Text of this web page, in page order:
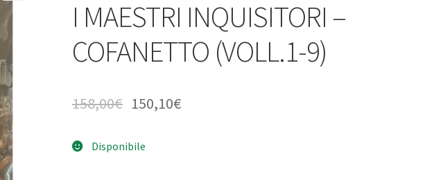
I MAESTRI INQUISITORI –
COFANETTO (VOLL.1-9)
158,00€ 150,10€
Disponibile